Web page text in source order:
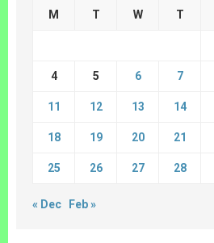
M T W T
4 5 6 7
11 12 13 14
18 19 20 21
25 26 27 28
« Dec Feb »